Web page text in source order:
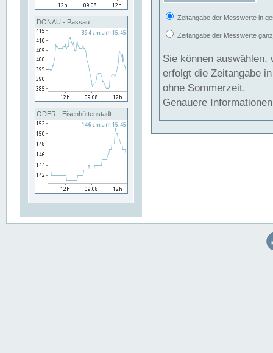
DONAU - Passau
ODER - Eisenhüttenstadt
Zeitangabe der Messwerte in
Zeitangabe der Messwerte
Sie können auswählen,
erfolgt die Zeitangabe
ohne Sommerzeit.
Genauere